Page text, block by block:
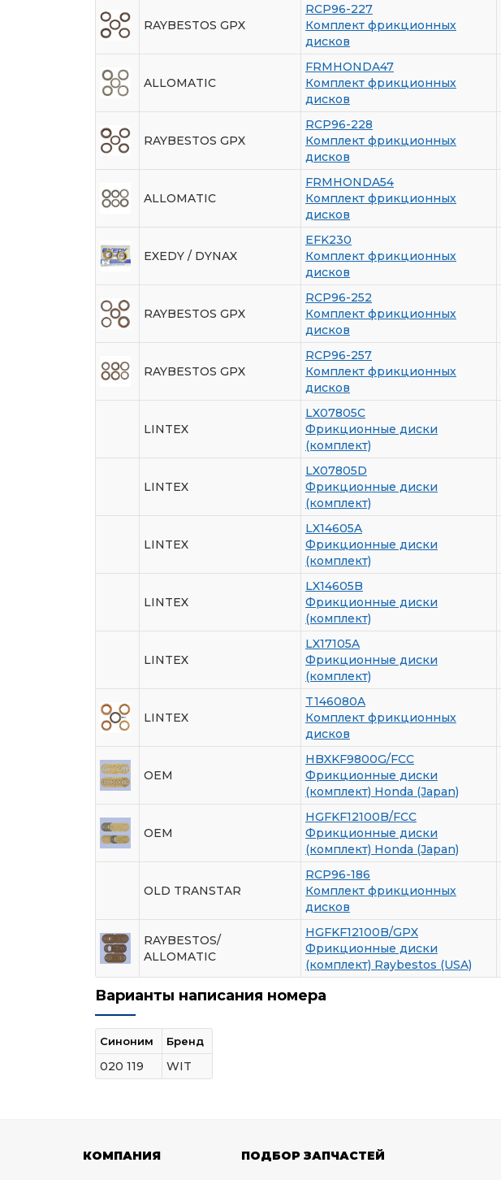
RAYBESTOS GPX
RCP96-227
Комплект фрикционных
дисков
ALLOMATIC
FRMHONDA47
Комплект фрикционных
дисков
RAYBESTOS GPX
RCP96-228
Комплект фрикционных
дисков
ALLOMATIC
FRMHONDA54
Комплект фрикционных
дисков
EXEDY / DYNAX
EFK230
Комплект фрикционных
дисков
RAYBESTOS GPX
RCP96-252
Комплект фрикционных
дисков
RAYBESTOS GPX
RCP96-257
Комплект фрикционных
дисков
LINTEX
LX07805C
Фрикционные диски
(комплект)
LINTEX
LX07805D
Фрикционные диски
(комплект)
LINTEX
LX14605A
Фрикционные диски
(комплект)
LINTEX
LX14605B
Фрикционные диски
(комплект)
LINTEX
LX17105A
Фрикционные диски
(комплект)
LINTEX
T146080A
Комплект фрикционных
дисков
OEM
HBXKF9800G/FCC
Фрикционные диски
(комплект) Honda (Japan)
OEM
HGFKF12100B/FCC
Фрикционные диски
(комплект) Honda (Japan)
OLD TRANSTAR
RCP96-186
Комплект фрикционных
дисков
RAYBESTOS/
ALLOMATIC
HGFKF12100B/GPX
Фрикционные диски
(комплект) Raybestos (USA)
Варианты написания номера
Синоним Бренд
020 119 WIT
КОМПАНИЯ ПОДБОР ЗАПЧАСТЕЙ